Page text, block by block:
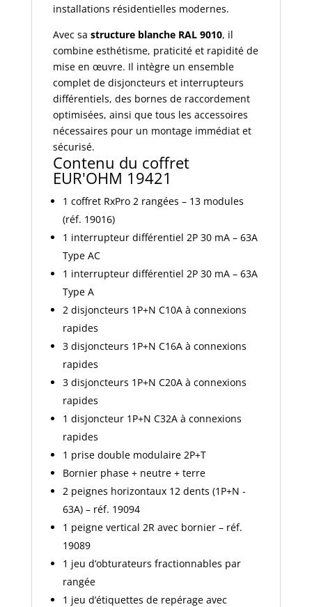
installations résidentielles modernes.
Avec sa structure blanche RAL 9010, il
combine esthétisme, praticité et rapidité de
mise en œuvre. Il intègre un ensemble
complet de disjoncteurs et interrupteurs
différentiels, des bornes de raccordement
optimisées, ainsi que tous les accessoires
nécessaires pour un montage immédiat et
sécurisé.
Contenu du coffret
EUR'OHM 19421
1 coffret RxPro 2 rangées – 13 modules
(réf. 19016)
1 interrupteur différentiel 2P 30 mA – 63A
Type AC
1 interrupteur différentiel 2P 30 mA – 63A
Type A
2 disjoncteurs 1P+N C10A à connexions
rapides
3 disjoncteurs 1P+N C16A à connexions
rapides
3 disjoncteurs 1P+N C20A à connexions
rapides
1 disjoncteur 1P+N C32A à connexions
rapides
1 prise double modulaire 2P+T
Bornier phase + neutre + terre
2 peignes horizontaux 12 dents (1P+N -
63A) – réf. 19094
1 peigne vertical 2R avec bornier – réf.
19089
1 jeu d’obturateurs fractionnables par
rangée
1 jeu d’étiquettes de repérage avec